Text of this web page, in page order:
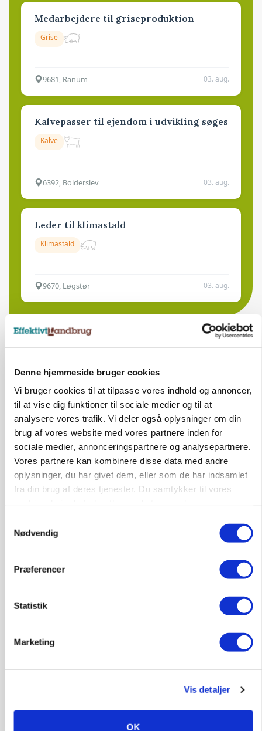
Denne hjemmeside bruger cookies
Vi bruger cookies til at tilpasse vores indhold og annoncer,
til at vise dig funktioner til sociale medier og til at
analysere vores trafik. Vi deler også oplysninger om din
brug af vores website med vores partnere inden for
sociale medier, annonceringspartnere og analysepartnere.
Vores partnere kan kombinere disse data med andre
oplysninger, du har givet dem, eller som de har indsamlet
fra din brug af deres tjenester. Du samtykker til vores
Nødvendig
Præferencer
Statistik
Marketing
Vis detaljer
OK
Medarbejdere til griseproduktion
Grise
9681, Ranum 03. aug.
Kalvepasser til ejendom i udvikling søges
Kalve
6392, Bolderslev 03. aug.
Leder til klimastald
Klimastald
9670, Løgstør 03. aug.
BUSINESS
Ny HR-chef skal koble kultur og forretning i
Seges Innovation
Fugleinfluenza: Udvikling vækker bekymring hos